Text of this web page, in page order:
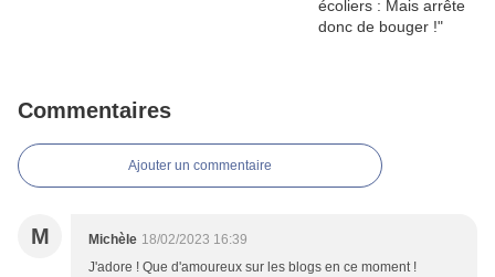
Commentaires
Ajouter un commentaire
M Michèle 18/02/2023 16:39
J'adore ! Que d'amoureux sur les blogs en ce moment !